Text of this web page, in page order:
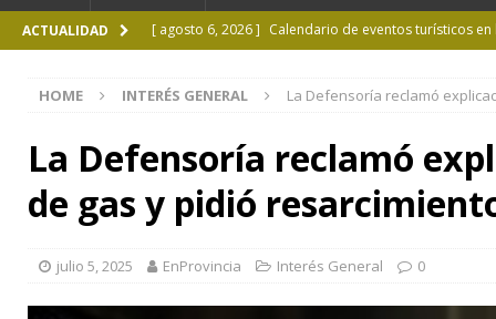
ACTUALIDAD [ agosto 6, 2026 ] Calendario de eventos turísticos
[ agosto 5, 2026 ]
La mujer que sobrevivió tras ser
[ agosto 5, 2026 ]
Kicillof inauguró un nuevo SUM
[ agosto 7, 2026 ]
Borges sobre Almafuerte en la
HOME INTERÉS GENERAL La Defensoría reclamó
La Defensoría reclamó
de gas y pidió
julio 5, 2025 EnProvincia Interés General 0